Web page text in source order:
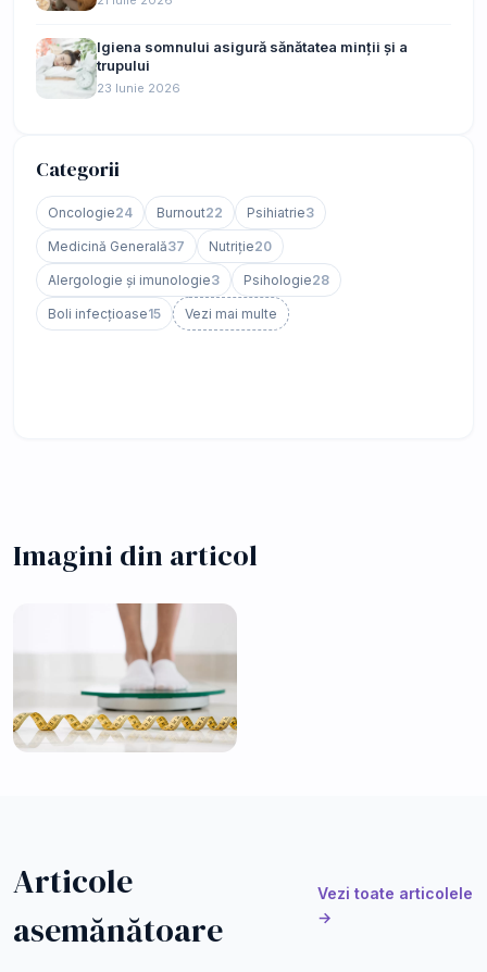
Igiena somnului asigură sănătatea minții și a
trupului
23 Iunie 2026
Categorii
Oncologie24 Burnout22 Psihiatrie3
Medicină Generală37 Nutriție20
Alergologie și imunologie3 Psihologie28
Boli infecțioase15 Vezi mai multe
Imagini din articol
Articole
asemănătoare
Vezi toate articolele
→